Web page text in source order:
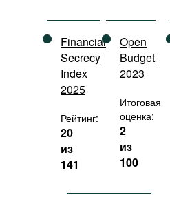
Financial
Secrecy
Index
2025
Рейтинг:
20
из
141
Open
Budget
2023
Итоговая
оценка:
2
из
100